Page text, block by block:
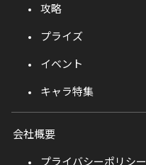
攻略
プライズ
イベント
キャラ特集
会社概要
プライバシーポリシー